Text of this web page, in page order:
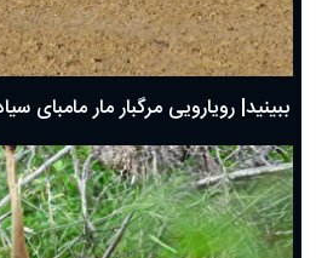
ببینید| رویارویی مرگبار مار مامبای